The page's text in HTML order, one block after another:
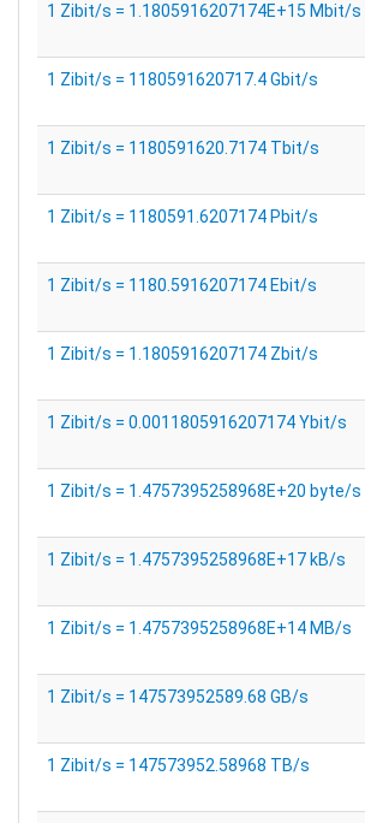
1 Zibit/s = 1.1805916207174E+15 Mbit/s
1 Zibit/s = 1180591620717.4 Gbit/s
1 Zibit/s = 1180591620.7174 Tbit/s
1 Zibit/s = 1180591.6207174 Pbit/s
1 Zibit/s = 1180.5916207174 Ebit/s
1 Zibit/s = 1.1805916207174 Zbit/s
1 Zibit/s = 0.0011805916207174 Ybit/s
1 Zibit/s = 1.4757395258968E+20 byte/s
1 Zibit/s = 1.4757395258968E+17 kB/s
1 Zibit/s = 1.4757395258968E+14 MB/s
1 Zibit/s = 147573952589.68 GB/s
1 Zibit/s = 147573952.58968 TB/s